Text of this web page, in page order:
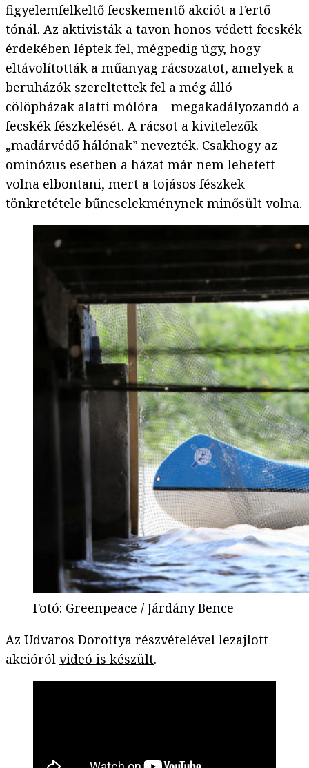
figyelemfelkeltő fecskementő akciót a Fertő
tónál. Az aktivisták a tavon honos védett fecskék
érdekében léptek fel, mégpedig úgy, hogy
eltávolították a műanyag rácsozatot, amelyek a
beruházók szereltettek fel a még álló
cölöpházak alatti mólóra – megakadályozandó a
fecskék fészkelését. A rácsot a kivitelezők
„madárvédő hálónak” nevezték. Csakhogy az
ominózus esetben a házat már nem lehetett
volna elbontani, mert a tojásos fészkek
tönkretétele bűncselekménynek minősült volna.
Fotó: Greenpeace / Járdány Bence
Az Udvaros Dorottya részvételével lezajlott
akcióról videó is készült.